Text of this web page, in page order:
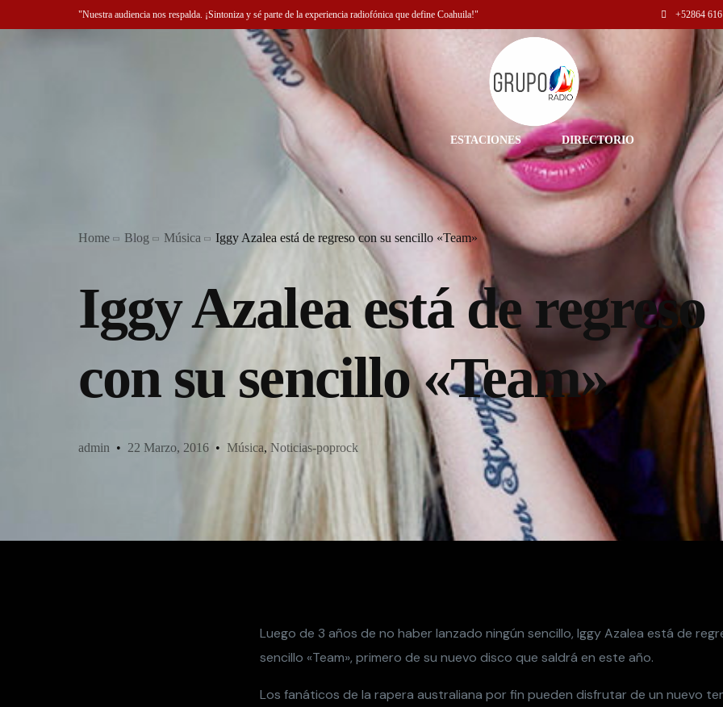
"Nuestra audiencia nos respalda. ¡Sintoniza y sé parte de la experiencia radiofónica que define Coahuila!" +52864
ESTACIONES DIRECTORIO
Home Blog Música Iggy Azalea está de regreso con su sencillo «Team»
Iggy Azalea está de regreso
con su sencillo «Team»
admin 22 Marzo, 2016 Música, Noticias-poprock
Luego de 3 años de no haber lanzado ningún sencillo, Iggy Azalea está de
sencillo «Team», primero de su nuevo disco que saldrá en este año.
Los fanáticos de la rapera australiana por fin pueden disfrutar de un nuevo